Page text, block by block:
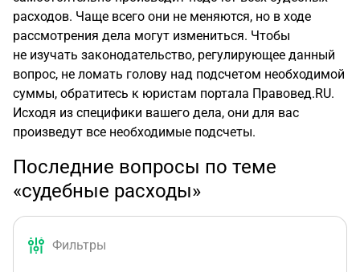
расходов. Чаще всего они не меняются, но в ходе
рассмотрения дела могут измениться. Чтобы
не изучать законодательство, регулирующее данный
вопрос, не ломать голову над подсчетом необходимой
суммы, обратитесь к юристам портала Правовед.RU.
Исходя из специфики вашего дела, они для вас
произведут все необходимые подсчеты.
Последние вопросы по теме
«судебные расходы»
Фильтры